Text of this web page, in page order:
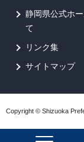
静岡県公式ホ
て
リンク集
サイトマップ
Copyright © Shizuoka